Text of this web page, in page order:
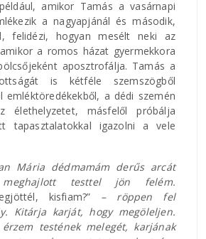
amikor Tamás a vasárnapi
a nagyapjánál és második,
felidézi, hogyan mesélt neki az
a romos házat gyermekkora
aposztrofálja. Tamás a
is kétféle szemszögből
emléktöredékekből, a dédi szemén
másfelől próbálja
tapasztalatokkal igazolni a vele
Mária dédmamám derűs arcát
testtel jön felém.
kisfiam?” – röppen fel
Kitárja karját, hogy megöleljen.
testének melegét, karjának